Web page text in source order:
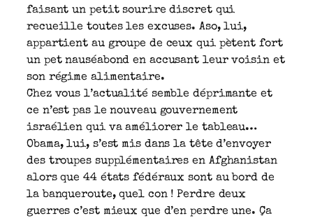
faisant un petit sourire discret qui
recueille toutes les excuses. Aso, lui,
appartient au groupe de ceux qui pètent fort
un pet nauséabond en accusant leur voisin et
son régime alimentaire.
Chez vous l’actualité semble déprimante et
ce n’est pas le nouveau gouvernement
israélien qui va améliorer le tableau…
Obama, lui, s’est mis dans la tête d’envoyer
des troupes supplémentaires en Afghanistan
alors que 44 états fédéraux sont au bord de
la banqueroute, quel con ! Perdre deux
guerres c’est mieux que d’en perdre une. Ça